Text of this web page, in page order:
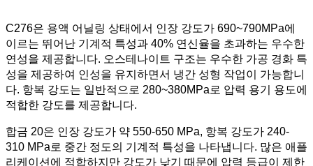
C276은 용액 어닐링 상태에서 인장 강도가 690~790MPa에
이르는 뛰어난 기계적 특성과 40% 연신율을 초과하는 우수한
연성을 제공합니다. 오스테나이트 구조는 우수한 가공 경화 특
성을 제공하여 인성을 유지하면서 냉간 성형 작업이 가능합니
다. 항복 강도는 일반적으로 280~380MPa로 압력 용기 용도에
적합한 강도를 제공합니다.
합금 20은 인장 강도가 약 550-650 MPa, 항복 강도가 240-
310 MPa로 중간 정도의 기계적 특성을 나타냅니다. 많은 애플
리케이션에 적합하지만 강도가 낮기 때문에 압력 등급이 제한